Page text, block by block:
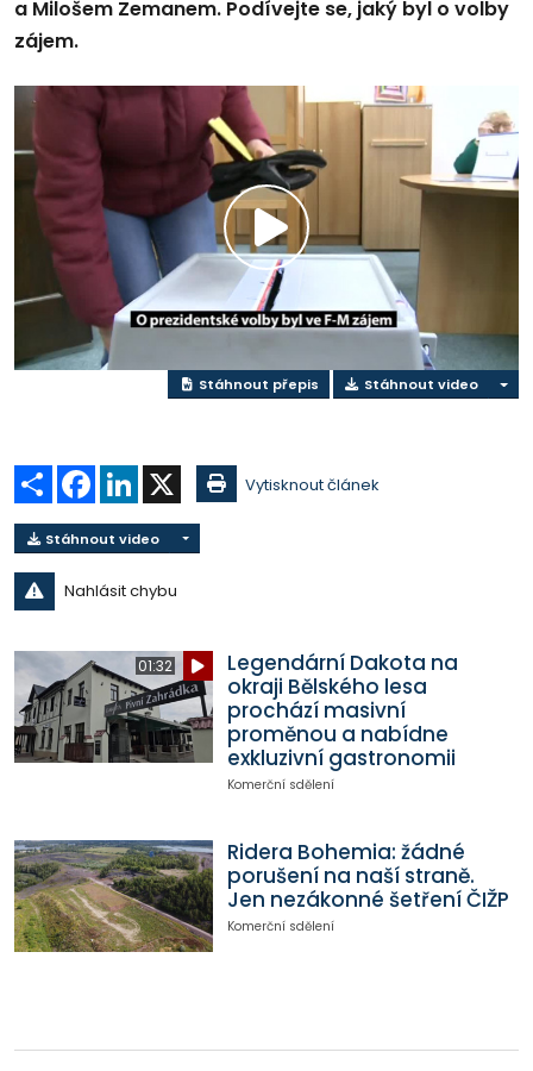
a Milošem Zemanem. Podívejte se, jaký byl o volby
zájem.
Přehrát
video
Stáhnout přepis Stáhnout video
Sdílet Facebook
LinkedIn Vytisknout článek
Stáhnout video
Nahlásit chybu
01:32
Legendární Dakota na
okraji Bělského lesa
prochází masivní
proměnou a nabídne
exkluzivní gastronomii
Komerční sdělení
Ridera Bohemia: žádné
porušení na naší straně.
Jen nezákonné šetření ČIŽP
Komerční sdělení